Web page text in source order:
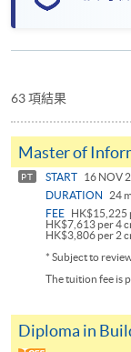
63 項結果
Master of
PT START
16 NOV
DURATION
24
FEE
HK$15,225
HK$7,613 per 4
HK$3,806 per 2
* Subject to
The tuition fee is
Diploma in